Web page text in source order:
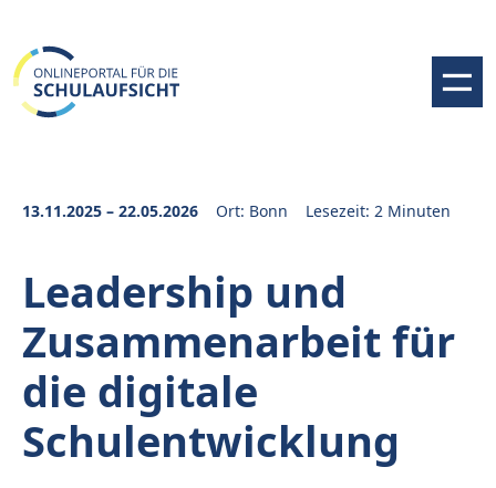
13.11.2025 – 22.05.2026 Ort: Bonn Lesezeit: 2 Minuten
Leadership und
Zusammenarbeit für
die digitale
Schulentwicklung